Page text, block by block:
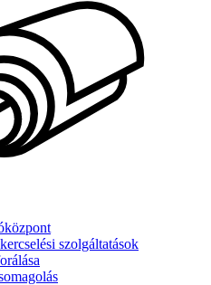
szolgáltatások